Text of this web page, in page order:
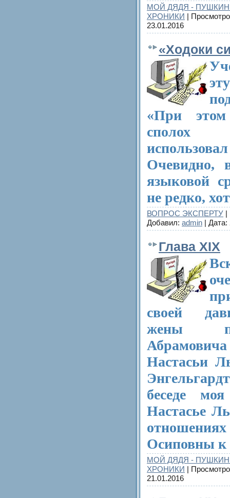
МОЙ ДЯДЯ -
ХРОНИКИ |
23.01.2016
«Ходоки
«При
сполох
Очевидно,
языковой
не редко,
ВОПРОС ЭКСПЕРТУ |
Добавил: admin | Дата:
Глава XIX
своей
жены
Настасьи
беседе
Настасье
Осиповны к
МОЙ ДЯДЯ -
ХРОНИКИ |
21.01.2016